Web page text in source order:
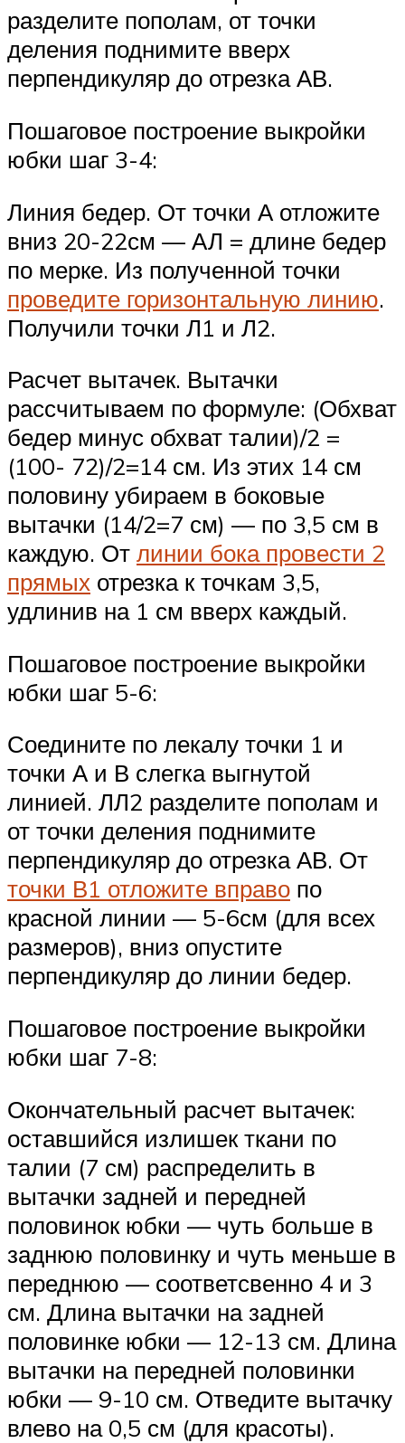
разделите пополам, от точки
деления поднимите вверх
перпендикуляр до отрезка АВ.
Пошаговое построение выкройки
юбки шаг 3-4:
Линия бедер. От точки А отложите
вниз 20-22см — АЛ = длине бедер
по мерке. Из полученной точки
проведите горизонтальную линию.
Получили точки Л1 и Л2.
Расчет вытачек. Вытачки
рассчитываем по формуле: (Обхват
бедер минус обхват талии)/2 =
(100- 72)/2=14 см. Из этих 14 см
половину убираем в боковые
вытачки (14/2=7 см) — по 3,5 см в
каждую. От линии бока провести 2
прямых отрезка к точкам 3,5,
удлинив на 1 см вверх каждый.
Пошаговое построение выкройки
юбки шаг 5-6:
Соедините по лекалу точки 1 и
точки А и В слегка выгнутой
линией. ЛЛ2 разделите пополам и
от точки деления поднимите
перпендикуляр до отрезка АВ. От
точки В1 отложите вправо по
красной линии — 5-6см (для всех
размеров), вниз опустите
перпендикуляр до линии бедер.
Пошаговое построение выкройки
юбки шаг 7-8:
Окончательный расчет вытачек:
оставшийся излишек ткани по
талии (7 см) распределить в
вытачки задней и передней
половинок юбки — чуть больше в
заднюю половинку и чуть меньше в
переднюю — соответсвенно 4 и 3
см. Длина вытачки на задней
половинке юбки — 12-13 см. Длина
вытачки на передней половинки
юбки — 9-10 см. Отведите вытачку
влево на 0,5 см (для красоты).